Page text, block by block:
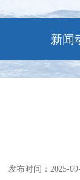
新闻
发布时间：2025-